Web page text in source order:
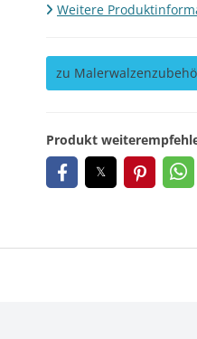
Weitere
zu
Produkt